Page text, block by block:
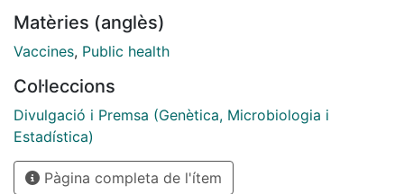
Matèries (anglès)
Vaccines, Public health
Col·leccions
Divulgació i Premsa (Genètica, Microbiologia i
Estadística)
Pàgina completa de l'ítem